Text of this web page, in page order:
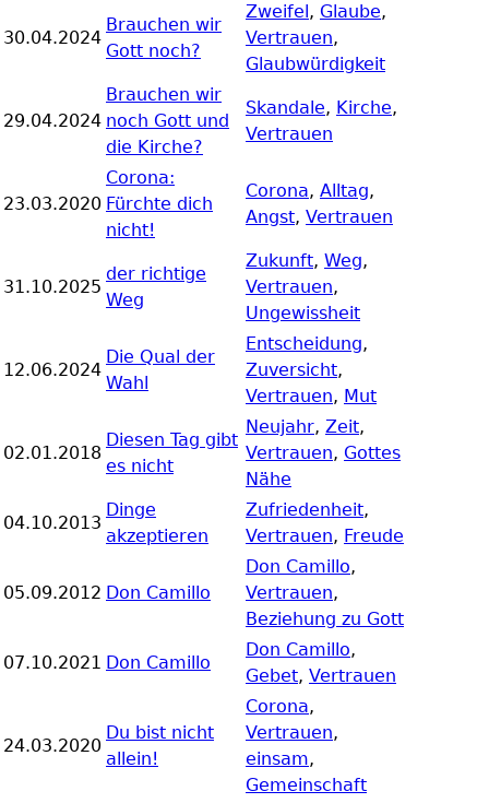
30.04.2024
Brauchen wir
Gott noch?
Zweifel, Glaube,
Vertrauen,
Glaubwürdigkeit
29.04.2024
Brauchen wir
noch Gott und
die Kirche?
Skandale, Kirche,
Vertrauen
23.03.2020
Corona:
Fürchte dich
nicht!
Corona, Alltag,
Angst, Vertrauen
31.10.2025
der richtige
Weg
Zukunft, Weg,
Vertrauen,
Ungewissheit
12.06.2024
Die Qual der
Wahl
Entscheidung,
Zuversicht,
Vertrauen, Mut
02.01.2018
Diesen Tag gibt
es nicht
Neujahr, Zeit,
Vertrauen, Gottes
Nähe
04.10.2013
Dinge
akzeptieren
Zufriedenheit,
Vertrauen, Freude
05.09.2012 Don Camillo
Don Camillo,
Vertrauen,
Beziehung zu Gott
07.10.2021 Don Camillo
Don Camillo,
Gebet, Vertrauen
24.03.2020
Du bist nicht
allein!
Corona,
Vertrauen,
einsam,
Gemeinschaft